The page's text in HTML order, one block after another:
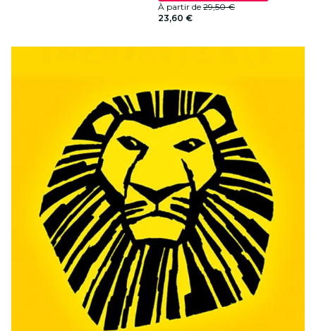
À partir de 29,50 €
23,60 €